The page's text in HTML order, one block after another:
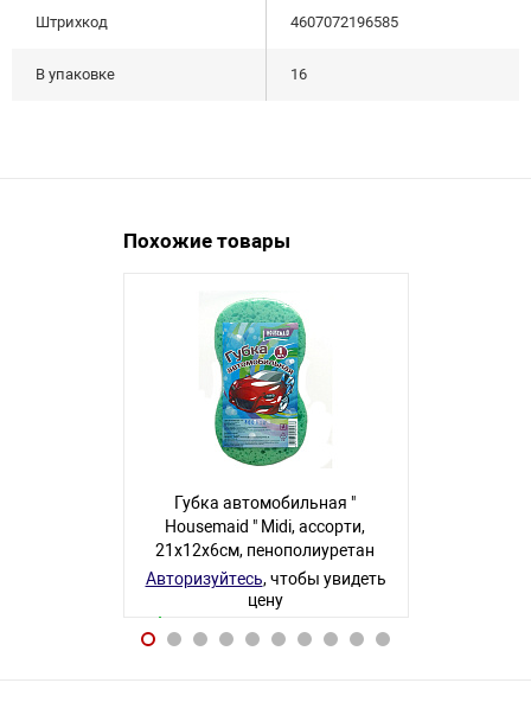
Штрихкод 4607072196585
В упаковке 16
Похожие товары
Губка автомобильная "
Housemaid " Midi, ассорти,
21х12х6см, пенополиуретан
Авторизуйтесь, чтобы увидеть
цену